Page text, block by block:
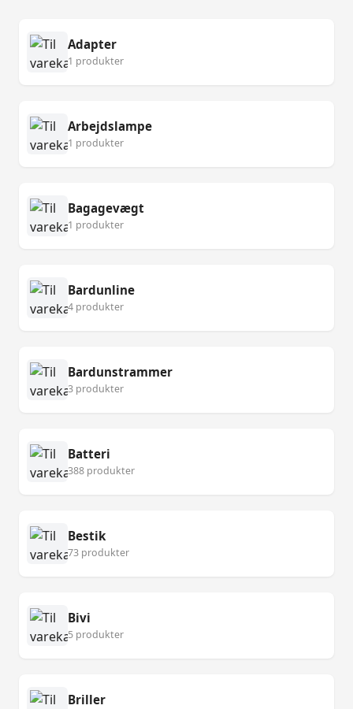
Adapter
1 produkter
Arbejdslampe
1 produkter
Bagagevægt
1 produkter
Bardunline
4 produkter
Bardunstrammer
3 produkter
Batteri
388 produkter
Bestik
73 produkter
Bivi
5 produkter
Briller